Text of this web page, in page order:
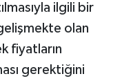
ilgili bir
olan
fiyatların
gerektiğini